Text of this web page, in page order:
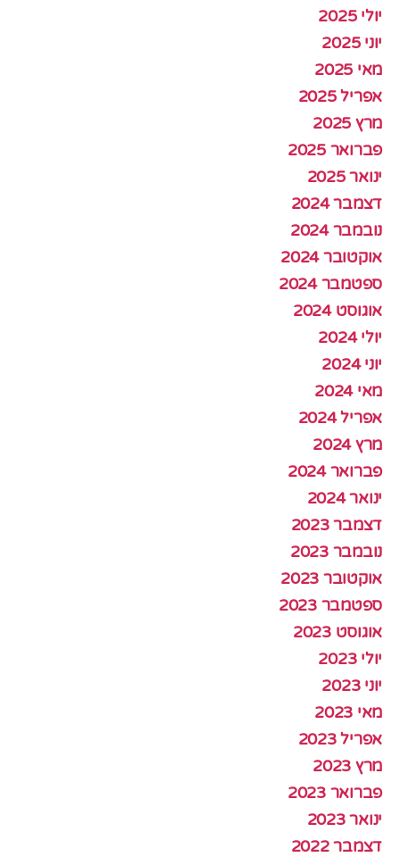
יולי 2025
יוני 2025
מאי 2025
אפריל 2025
מרץ 2025
פברואר 2025
ינואר 2025
דצמבר 2024
נובמבר 2024
אוקטובר 2024
ספטמבר 2024
אוגוסט 2024
יולי 2024
יוני 2024
מאי 2024
אפריל 2024
מרץ 2024
פברואר 2024
ינואר 2024
דצמבר 2023
נובמבר 2023
אוקטובר 2023
ספטמבר 2023
אוגוסט 2023
יולי 2023
יוני 2023
מאי 2023
אפריל 2023
מרץ 2023
פברואר 2023
ינואר 2023
דצמבר 2022